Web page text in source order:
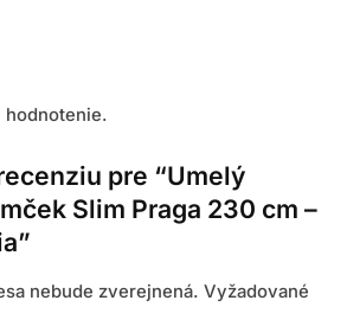
hodnotenie.
pre “Umelý
Slim Praga 230 cm –
nebude zverejnená. Vyžadované